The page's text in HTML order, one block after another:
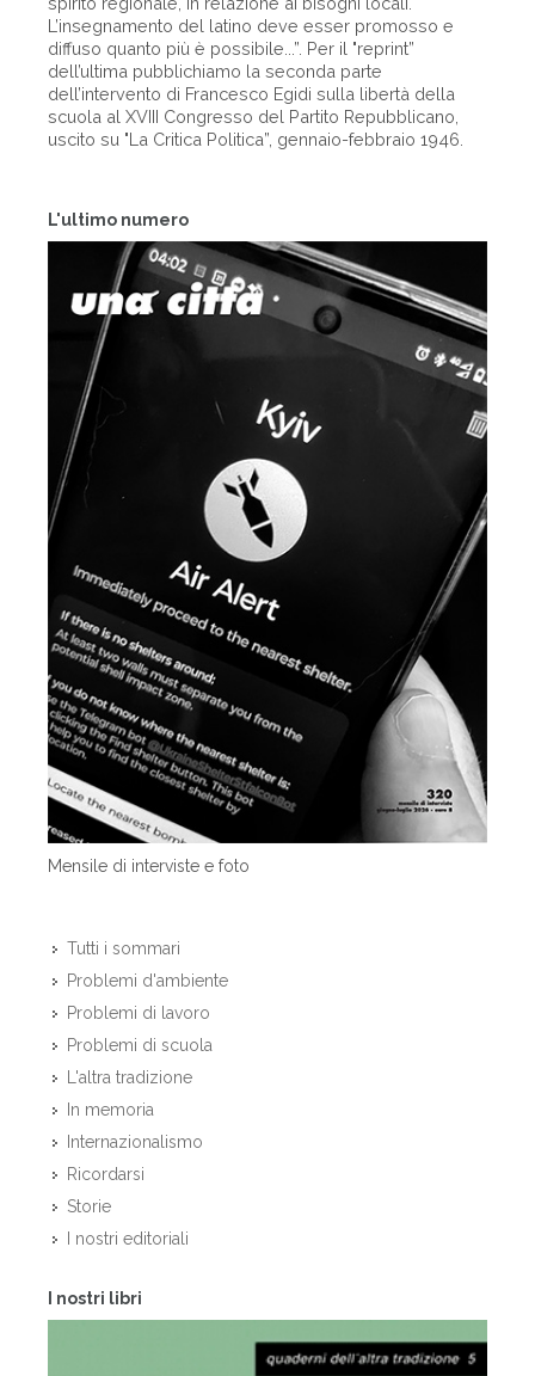
L'ultimo numero
Mensile di interviste e foto
Tutti i sommari
Problemi d'ambiente
Problemi di lavoro
Problemi di scuola
L'altra tradizione
In memoria
Internazionalismo
Ricordarsi
Storie
I nostri editoriali
I nostri libri
L’insegnamento del latino deve esser promosso e
diffuso quanto più è possibile...”. Per il "reprint”
dell’ultima pubblichiamo la seconda parte
dell’intervento di Francesco Egidi sulla libertà della
scuola al XVIII Congresso del Partito Repubblicano,
uscito su "La Critica Politica”, gennaio-febbraio 1946.